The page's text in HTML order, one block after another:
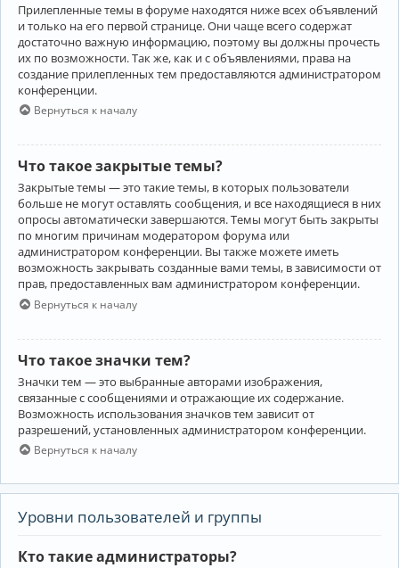
Прилепленные темы в форуме находятся ниже всех объявлений
и только на его первой странице. Они чаще всего содержат
достаточно важную информацию, поэтому вы должны прочесть
их по возможности. Так же, как и с объявлениями, права на
создание прилепленных тем предоставляются администратором
конференции.
Вернуться к началу
Что такое закрытые темы?
Закрытые темы — это такие темы, в которых пользователи
больше не могут оставлять сообщения, и все находящиеся в них
опросы автоматически завершаются. Темы могут быть закрыты
по многим причинам модератором форума или
администратором конференции. Вы также можете иметь
возможность закрывать созданные вами темы, в зависимости от
прав, предоставленных вам администратором конференции.
Вернуться к началу
Что такое значки тем?
Значки тем — это выбранные авторами изображения,
связанные с сообщениями и отражающие их содержание.
Возможность использования значков тем зависит от
разрешений, установленных администратором конференции.
Вернуться к началу
Уровни пользователей и группы
Кто такие администраторы?